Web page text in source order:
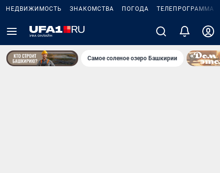
НЕДВИЖИМОСТЬ ЗНАКОМСТВА ПОГОДА ТЕЛЕПРОГРАММА
Самое соленое озеро Башкирии